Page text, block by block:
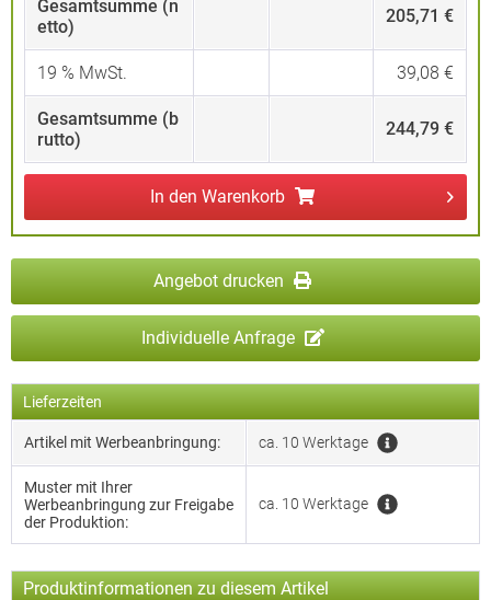
Gesamtsumme (n
etto)
205,71 €
19 % MwSt. 39,08 €
Gesamtsumme (b
rutto)
244,79 €
In den Warenkorb
Angebot drucken
Individuelle Anfrage
Lieferzeiten
Artikel mit Werbeanbringung: ca. 10 Werktage
Muster mit Ihrer
Werbeanbringung zur Freigabe
der Produktion:
ca. 10 Werktage
Produktinformationen zu diesem Artikel